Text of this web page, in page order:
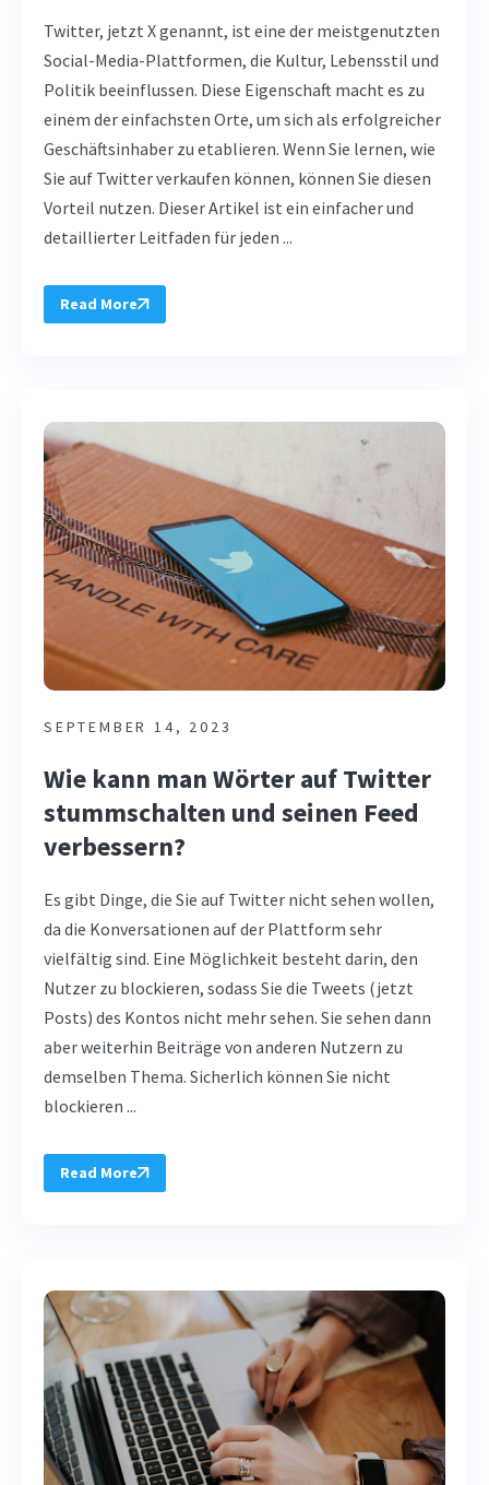
Twitter, jetzt X genannt, ist eine der meistgenutzten
Social-Media-Plattformen, die Kultur, Lebensstil und
Politik beeinflussen. Diese Eigenschaft macht es zu
einem der einfachsten Orte, um sich als erfolgreicher
Geschäftsinhaber zu etablieren. Wenn Sie lernen, wie
Sie auf Twitter verkaufen können, können Sie diesen
Vorteil nutzen. Dieser Artikel ist ein einfacher und
detaillierter Leitfaden für jeden ...
Read More
SEPTEMBER 14, 2023
Wie kann man Wörter auf Twitter
stummschalten und seinen Feed
verbessern?
Es gibt Dinge, die Sie auf Twitter nicht sehen wollen,
da die Konversationen auf der Plattform sehr
vielfältig sind. Eine Möglichkeit besteht darin, den
Nutzer zu blockieren, sodass Sie die Tweets (jetzt
Posts) des Kontos nicht mehr sehen. Sie sehen dann
aber weiterhin Beiträge von anderen Nutzern zu
demselben Thema. Sicherlich können Sie nicht
blockieren ...
Read More